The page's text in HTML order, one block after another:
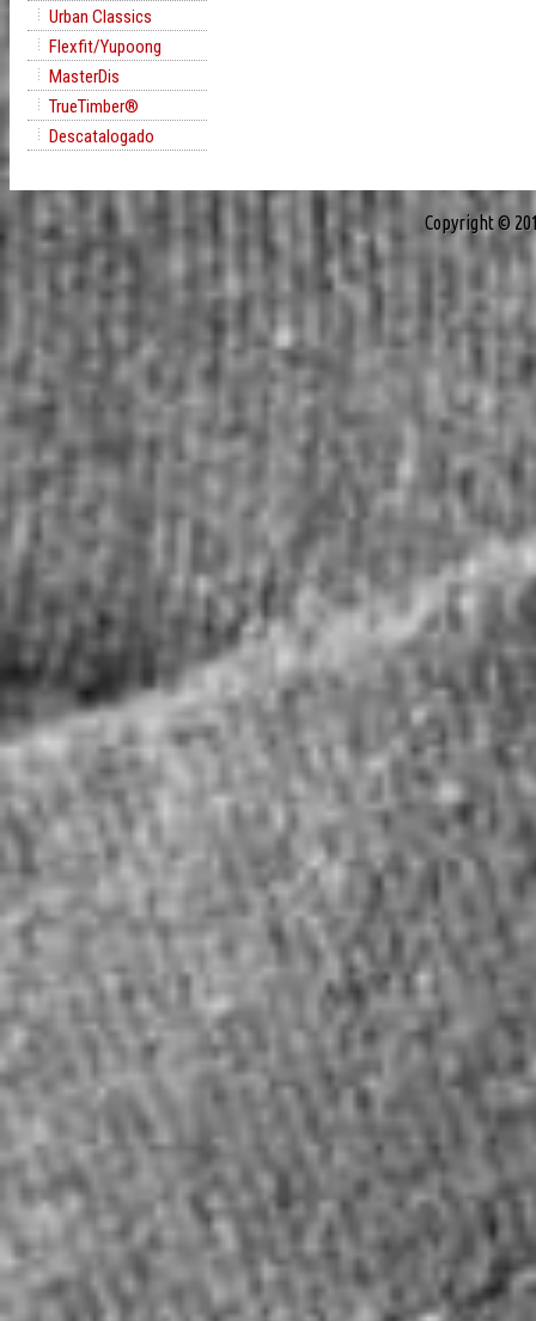
Urban Classics
Flexfit/Yupoong
MasterDis
TrueTimber®
Descatalogado
Copyright ©